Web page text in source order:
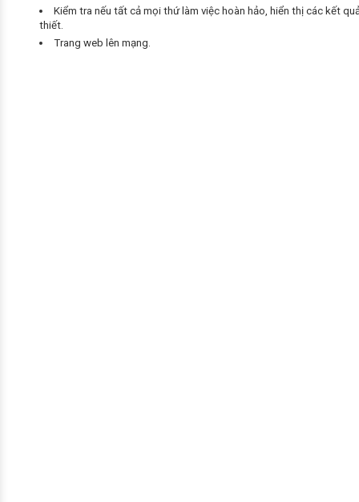
Kiểm tra nếu tất cả mọi thứ làm việc hoàn hảo, hiển thị các kết
thiết.
Trang web lên mạng.